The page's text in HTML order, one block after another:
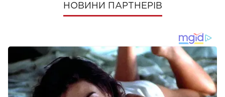
НОВИНИ ПАРТНЕРІВ